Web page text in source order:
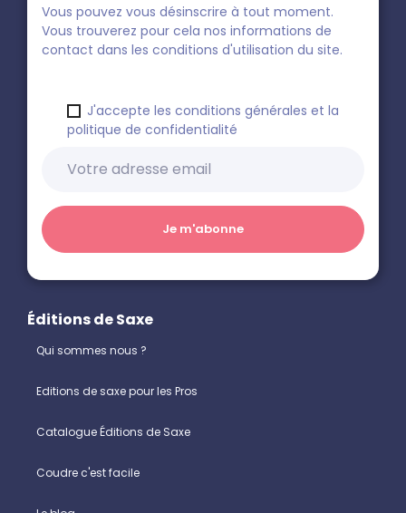
Vous pouvez vous désinscrire à tout moment.
Vous trouverez pour cela nos informations de
contact dans les conditions d'utilisation du site.
J'accepte les conditions générales et la
politique de confidentialité
Éditions de Saxe
Qui sommes nous ?
Editions de saxe pour les Pros
Catalogue Éditions de Saxe
Coudre c'est facile